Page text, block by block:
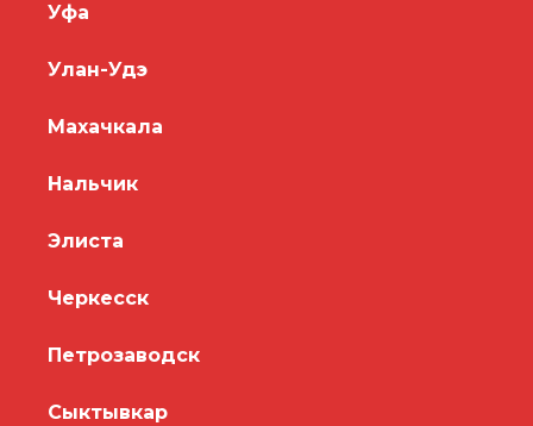
Уфа
Улан-Удэ
Махачкала
Нальчик
Элиста
Черкесск
Петрозаводск
Сыктывкар